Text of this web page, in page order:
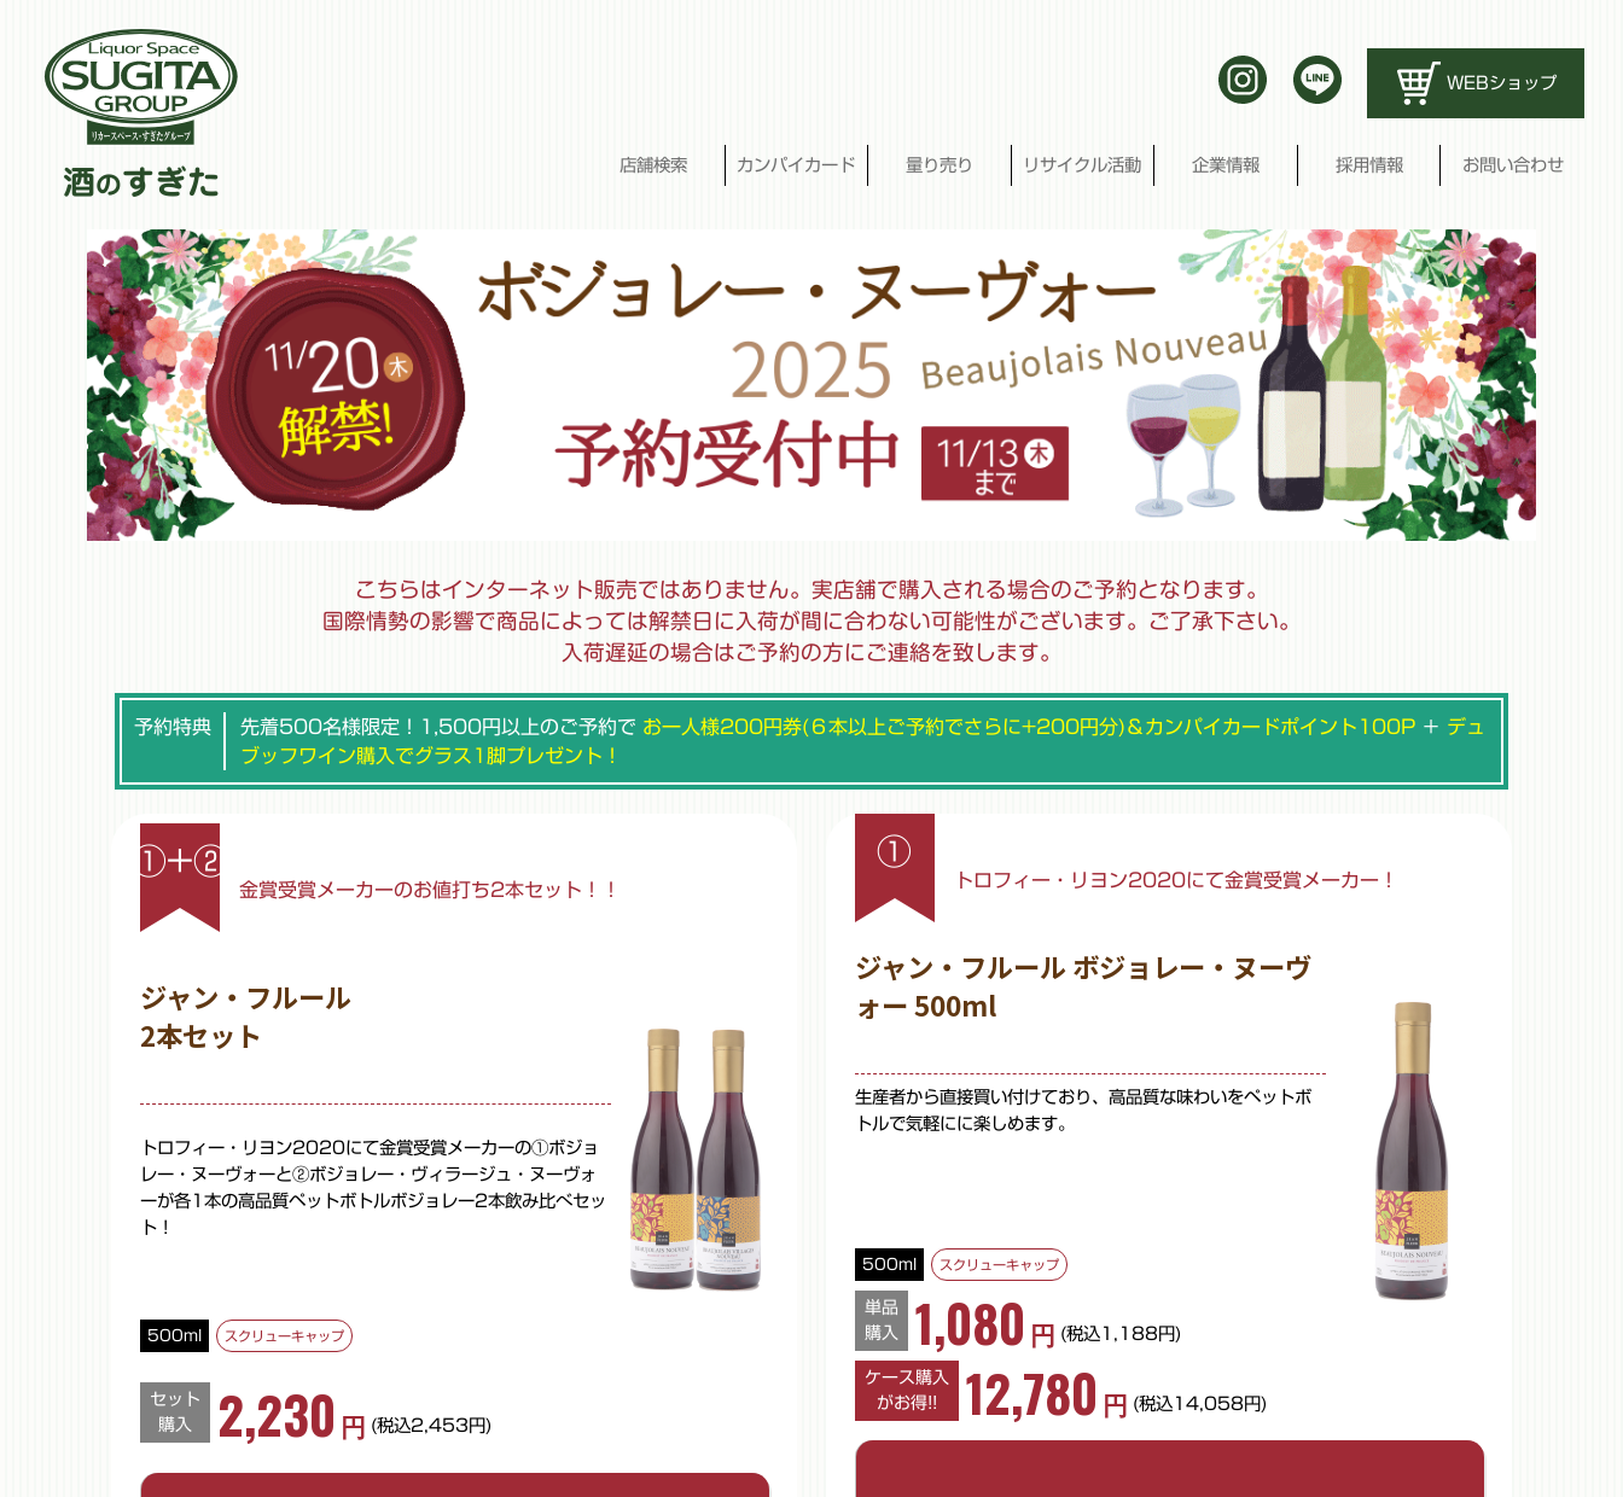
酒のすぎた
WEBショップ
店舗検索 カンパイカード 量り売り リサイクル活動 企業情報 採用情報 お問い合わせ
こちらはインターネット販売ではありません。実店舗で購入される場合のご予約となります。
国際情勢の影響で商品によっては解禁日に入荷が間に合わない可能性がございます。ご了承下さい。
入荷遅延の場合はご予約の方にご連絡を致します。
予約特典 先着500名様限定！1,500円以上のご予約で お一人様200円券(６本以上ご予約でさらに+200円分)＆カンパイカードポイント100P ＋ デュ
ブッフワイン購入でグラス1脚プレゼント！
①+②
金賞受賞メーカーのお値打ち2本セット！！
ジャン・フルール
2本セット
トロフィー・リヨン2020にて金賞受賞メーカーの①ボジョ
レー・ヌーヴォーと②ボジョレー・ヴィラージュ・ヌーヴォ
ーが各1本の高品質ペットボトルボジョレー2本飲み比べセッ
ト！
500ml スクリューキャップ
セット
購入
2,230 円 (税込2,453円)
①
トロフィー・リヨン2020にて金賞受賞メーカー！
ジャン・フルール ボジョレー・ヌーヴ
ォー 500ml
生産者から直接買い付けており、高品質な味わいをペットボ
トルで気軽にに楽しめます。
500ml スクリューキャップ
単品
購入
1,080 円 (税込1,188円)
ケース購入
がお得!!
12,780 円 (税込14,058円)